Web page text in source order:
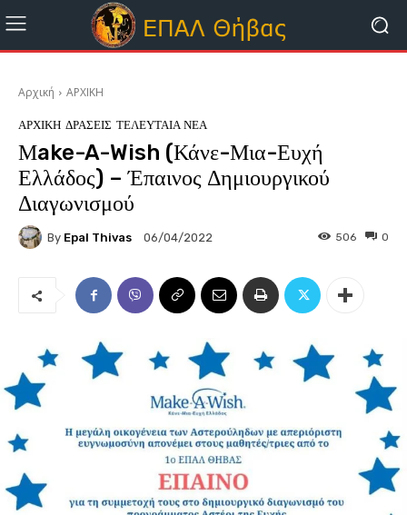
Αρχική ΑΡΧΙΚΗ
ΑΡΧΙΚΗ ΔΡΑΣΕΙΣ ΤΕΛΕΥΤΑΊΑ ΝΈΑ
Μake-A-Wish (Κάνε-Μια-Ευχή
Ελλάδος) – Έπαινος Δημιουργικού
Διαγωνισμού
By Epal Thivas 06/04/2022 0
506